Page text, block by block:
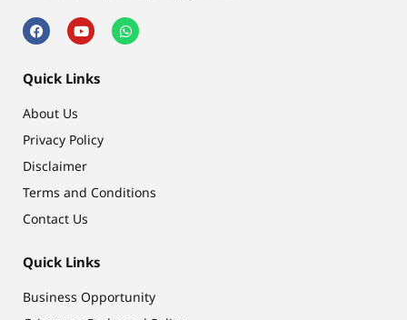
Quick Links
About Us
Privacy Policy
Disclaimer
Terms and Conditions
Contact Us
Quick Links
Business Opportunity